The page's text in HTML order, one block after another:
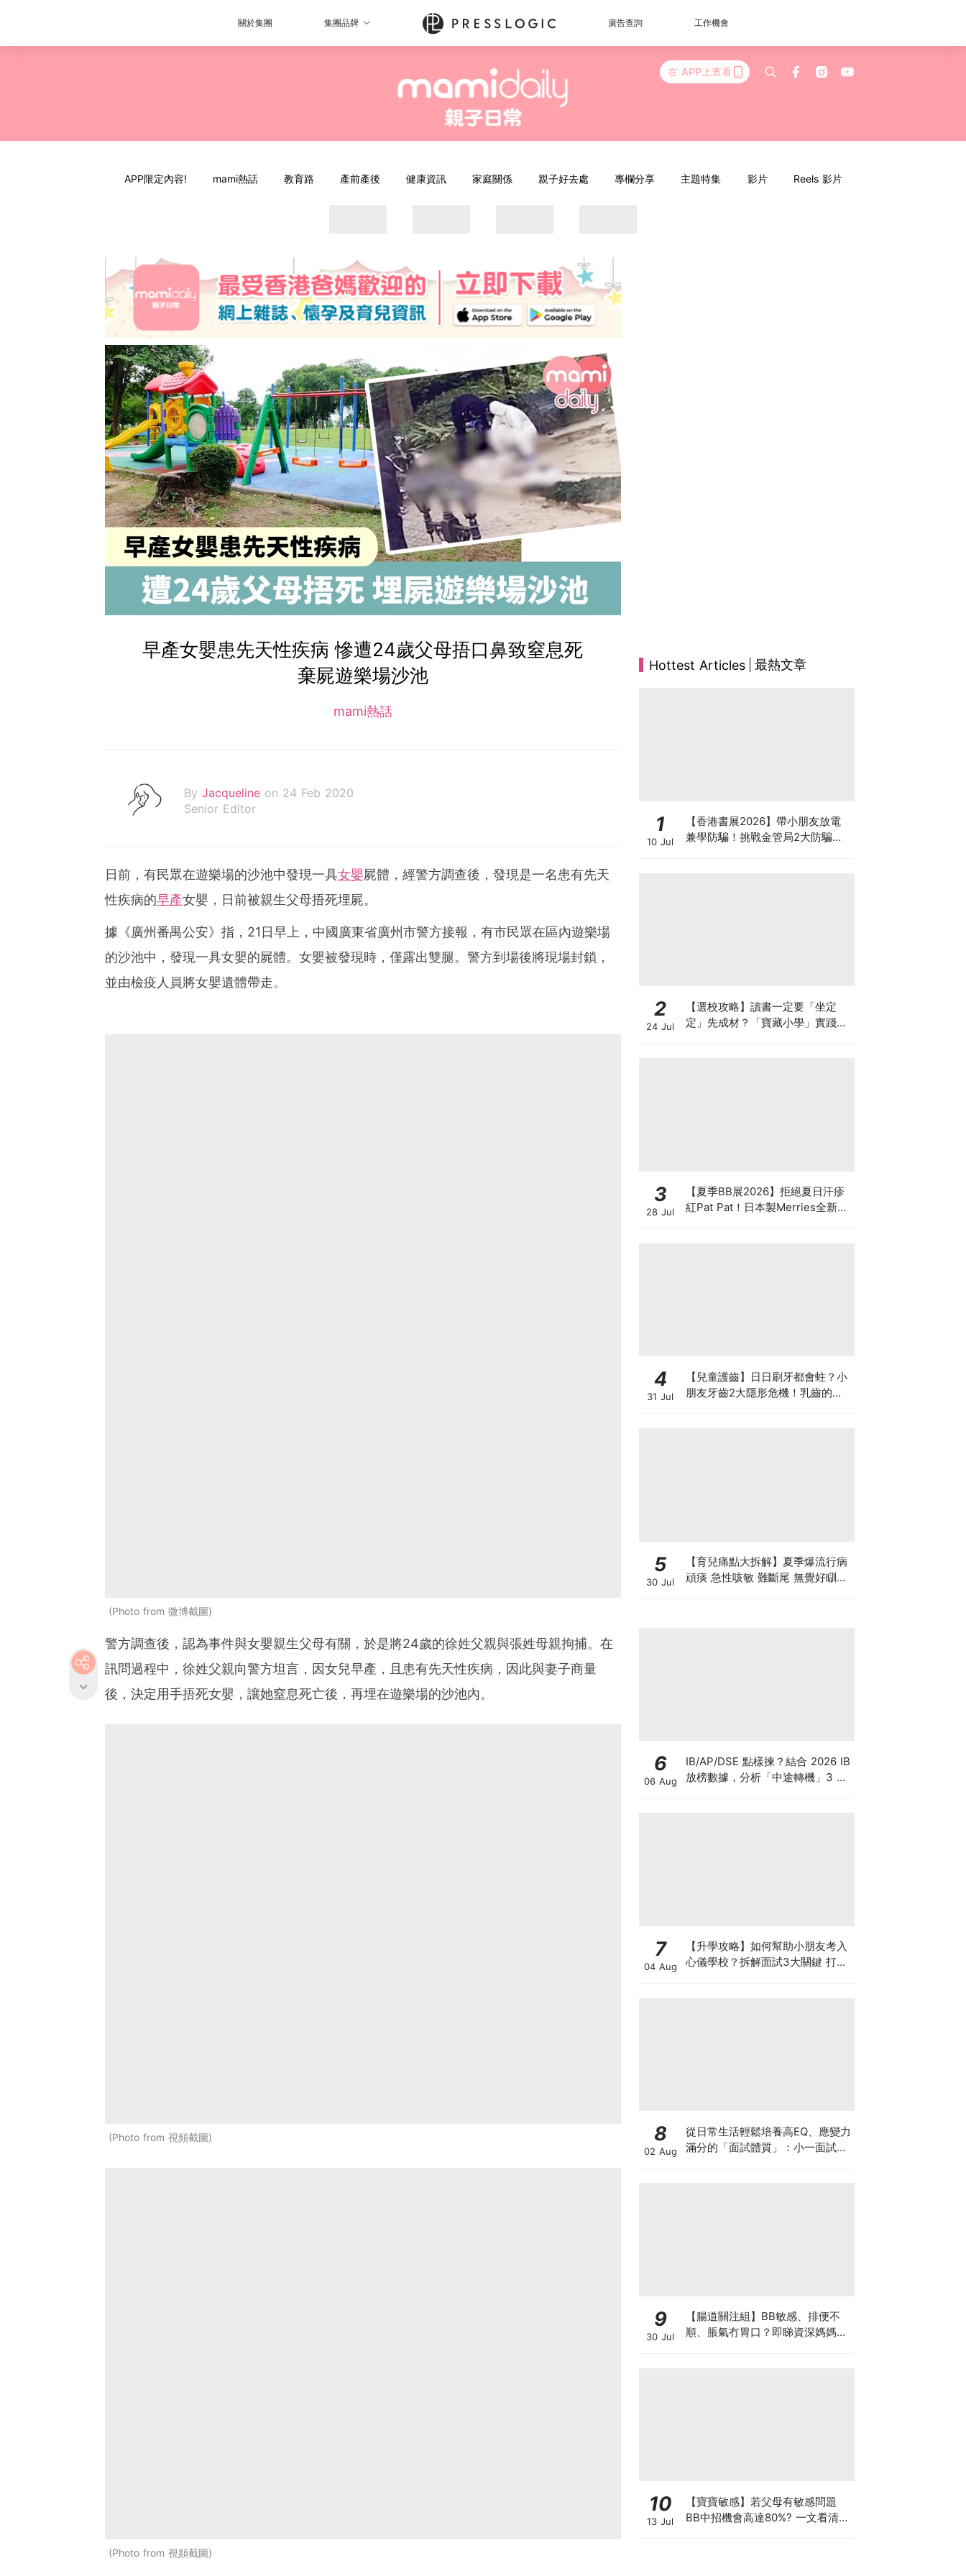
關於集團 集團品牌 廣告查詢 工作機會
在 APP上查看
APP限定內容! mami熱話 教育路 產前產後 健康資訊 家庭關係 親子好去處 專欄分享 主題特集 影片 Reels 影片
早產女嬰患先天性疾病 慘遭24歲父母捂口鼻致窒息死
棄屍遊樂場沙池
mami熱話
By Jacqueline on 24 Feb 2020
Senior Editor
日前，有民眾在遊樂場的沙池中發現一具女嬰屍體，經警方調查後，發現是一名患有先天
性疾病的早產女嬰，日前被親生父母捂死埋屍。
據《廣州番禺公安》指，21日早上，中國廣東省廣州市警方接報，有市民眾在區內遊樂場
的沙池中，發現一具女嬰的屍體。女嬰被發現時，僅露出雙腿。警方到場後將現場封鎖，
並由檢疫人員將女嬰遺體帶走。
Photo from 微博截圖
警方調查後，認為事件與女嬰親生父母有關，於是將24歲的徐姓父親與張姓母親拘捕。在
訊問過程中，徐姓父親向警方坦言，因女兒早產，且患有先天性疾病，因此與妻子商量
後，決定用手捂死女嬰，讓她窒息死亡後，再埋在遊樂場的沙池內。
Photo from 視頻截圖
Photo from 視頻截圖
Hottest Articles 最熱文章
1
10 Jul
【香港書展2026】帶小朋友放電
兼學防騙！挑戰金管局2大防騙遊
2
24 Jul
【選校攻略】讀書一定要「坐定
定」先成材？「寶藏小學」實踐動
3
28 Jul
【夏季BB展2026】拒絕夏日汗疹
紅Pat Pat！日本製Merries全新超
4
31 Jul
【兒童護齒】日日刷牙都會蛀？小
朋友牙齒2大隱形危機！乳齒的琺
5
30 Jul
【育兒痛點大拆解】夏季爆流行病
頑痰 急性咳敏 難斷尾 無覺好瞓？
6
06 Aug
IB/AP/DSE 點樣揀？結合 2026 IB
放榜數據，分析「中途轉機」3 大
7
04 Aug
【升學攻略】如何幫助小朋友考入
心儀學校？拆解面試3大關鍵 打好
8
02 Aug
從日常生活輕鬆培養高EQ、應變力
滿分的「面試體質」：小一面試最
9
30 Jul
【腸道關注組】BB敏感、排便不
順、脹氣冇胃口？即睇資深媽媽分
10
13 Jul
【寶寶敏感】若父母有敏感問題
BB中招機會高達80%? 一文看清預